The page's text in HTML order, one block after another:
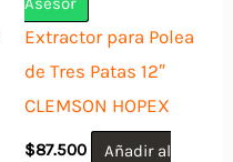
Extractor para Polea
de Tres Patas 12″
CLEMSON HOPEX
$87.500
Añadir al